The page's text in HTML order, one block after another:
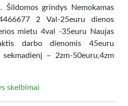
Šildomos grindys Nemokamas
2 Val-25euru dienos
mietu 4val -35euru Naujas
darbo dienomis 45euru
sekmadienį – 2zm-50euru,4zm
skelbimai